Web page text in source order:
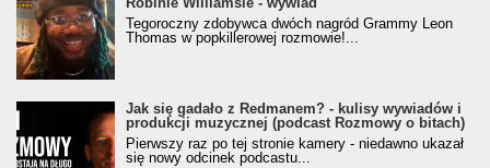
Tegoroczny zdobywca dwóch nagród Grammy Leon
Thomas w popkillerowej rozmowie!...
Jak się gadało z Redmanem? - kulisy wywiadów i
produkcji muzycznej (podcast Rozmowy o bitach)
Pierwszy raz po tej stronie kamery - niedawno ukazał
się nowy odcinek podcastu...